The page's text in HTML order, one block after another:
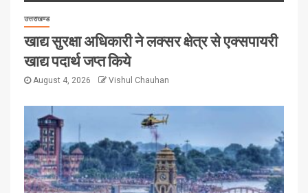
उत्तराखण्ड
खाद्य सुरक्षा अधिकारी ने लक्सर क्षेत्र से एक्सपायरी
खाद्य पदार्थ जप्त किये
August 4, 2026 Vishul Chauhan